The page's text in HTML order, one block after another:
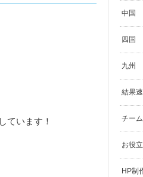
ています！
中国
四国
九州
結果
チー
お役
HP制